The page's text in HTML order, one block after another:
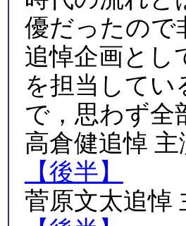
優だったので
追悼企画とし
を担当してい
で，思わず全
高倉健追悼
【後半】
菅原文太追悼